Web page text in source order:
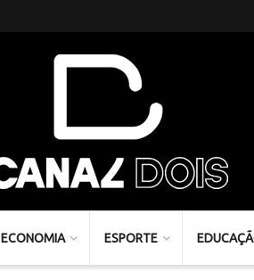
ECONOMIA ESPORTE